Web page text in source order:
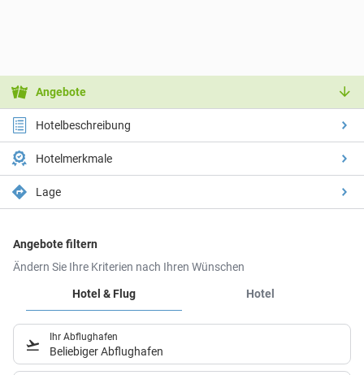
Angebote
Hotelbeschreibung
Hotelmerkmale
Lage
Angebote filtern
Ändern Sie Ihre Kriterien nach Ihren Wünschen
Hotel & Flug
Hotel
Ihr Abflughafen
Beliebiger Abflughafen